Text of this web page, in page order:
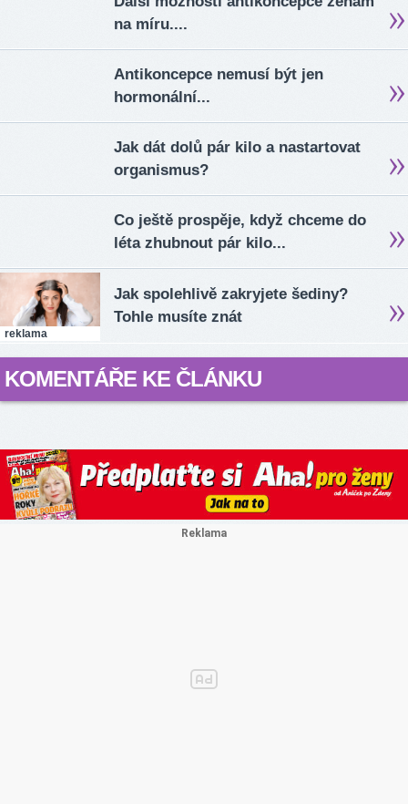
na míru....
Antikoncepce nemusí být jen
hormonální...
Jak dát dolů pár kilo a nastartovat
organismus?
Co ještě prospěje, když chceme do
léta zhubnout pár kilo...
reklama
Jak spolehlivě zakryjete šediny?
Tohle musíte znát
KOMENTÁŘE KE ČLÁNKU